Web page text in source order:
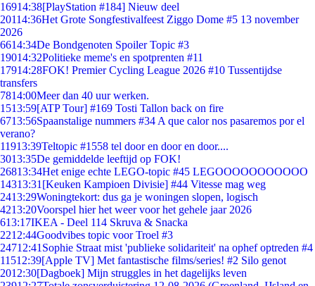
16914:38[PlayStation #184] Nieuw deel
20114:36Het Grote Songfestivalfeest Ziggo Dome #5 13 november
2026
6614:34De Bondgenoten Spoiler Topic #3
19014:32Politieke meme's en spotprenten #11
17914:28FOK! Premier Cycling League 2026 #10 Tussentijdse
transfers
7814:00Meer dan 40 uur werken.
1513:59[ATP Tour] #169 Tosti Tallon back on fire
6713:56Spaanstalige nummers #34 A que calor nos pasaremos por el
verano?
11913:39Teltopic #1558 tel door en door en door....
3013:35De gemiddelde leeftijd op FOK!
26813:34Het enige echte LEGO-topic #45 LEGOOOOOOOOOOO
14313:31 [Keuken Kampioen Divisie] #44 Vitesse mag weg
2413:29Woningtekort: dus ga je woningen slopen, logisch
4213:20Voorspel hier het weer voor het gehele jaar 2026
613:17IKEA - Deel 114 Skruva & Snacka
2212:44Goodvibes topic voor Troel #3
24712:41 Sophie Straat mist 'publieke solidariteit' na ophef optreden #4
11512:39[Apple TV] Met fantastische films/series! #2 Silo genot
2012:30[Dagboek] Mijn struggles in het dagelijks leven